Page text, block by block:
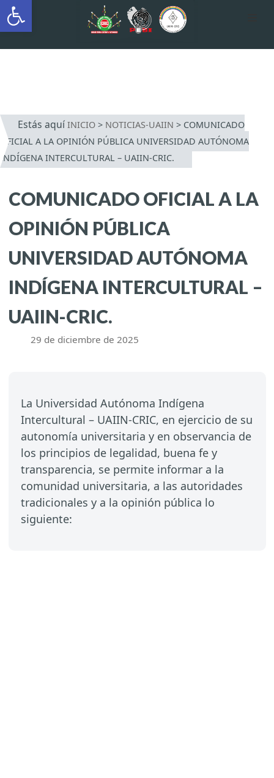
Saltar
al
INTERCULTURAL
Estás aquí INICIO> NOTICIAS-UAIIN > COMUNICADO
OFICIAL A LA OPINIÓN PÚBLICA UNIVERSIDAD AUTÓNOMA
INDÍGENA INTERCULTURAL – UAIIN-CRIC.
COMUNICADO OFICIAL A LA
OPINIÓN PÚBLICA
UNIVERSIDAD AUTÓNOMA
INDÍGENA INTERCULTURAL –
UAIIN-CRIC.
29 de diciembre de 2025
La Universidad Autónoma Indígena
Intercultural – UAIIN-CRIC, en ejercicio de su
autonomía universitaria y en observancia de
los principios de legalidad, buena fe y
transparencia, se permite informar a la
comunidad universitaria, a las autoridades
tradicionales y a la opinión pública lo
siguiente: